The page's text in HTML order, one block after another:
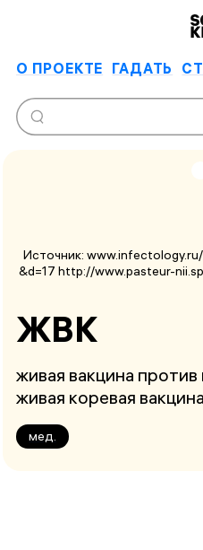
О ПРОЕКТЕ ГАДАТЬ
Источник:
&d=17 http://www.pasteur-
ЖВК
живая вакцина против
живая коревая вакцина
мед.